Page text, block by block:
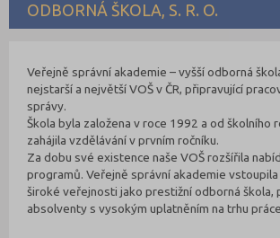
ODBORNÁ ŠKOLA, S. R. O.
Veřejně správní akademie – vyšší odborná
nejstarší a největší VOŠ v ČR, připravující
správy.
Škola byla založena v roce 1992 a od školního
zahájila vzdělávání v prvním ročníku.
Za dobu své existence naše VOŠ rozšířila
programů. Veřejně správní akademie
široké veřejnosti jako prestižní odborná škola,
absolventy s vysokým uplatněním na trhu